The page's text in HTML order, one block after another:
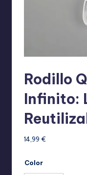
Rodillo
Infinito:
14,99 €
Color